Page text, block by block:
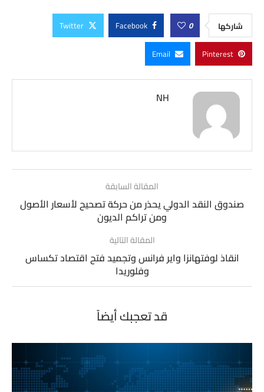
شاركها 0
Facebook
Twitter
Pinterest
Email
NH
المقالة السابقة
صندوق النقد الدولي يحذر من حركة تصحيح لأسعار الأصول
ومن تراكم الديون
المقالة التالية
انقاذ لوفتهانزا واير فرانس وتجميد فتح اقتصاد تكساس
وفلوريدا
قد تعجبك أيضاً